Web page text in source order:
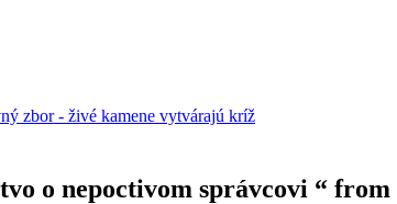
o nepoctivom správcovi “